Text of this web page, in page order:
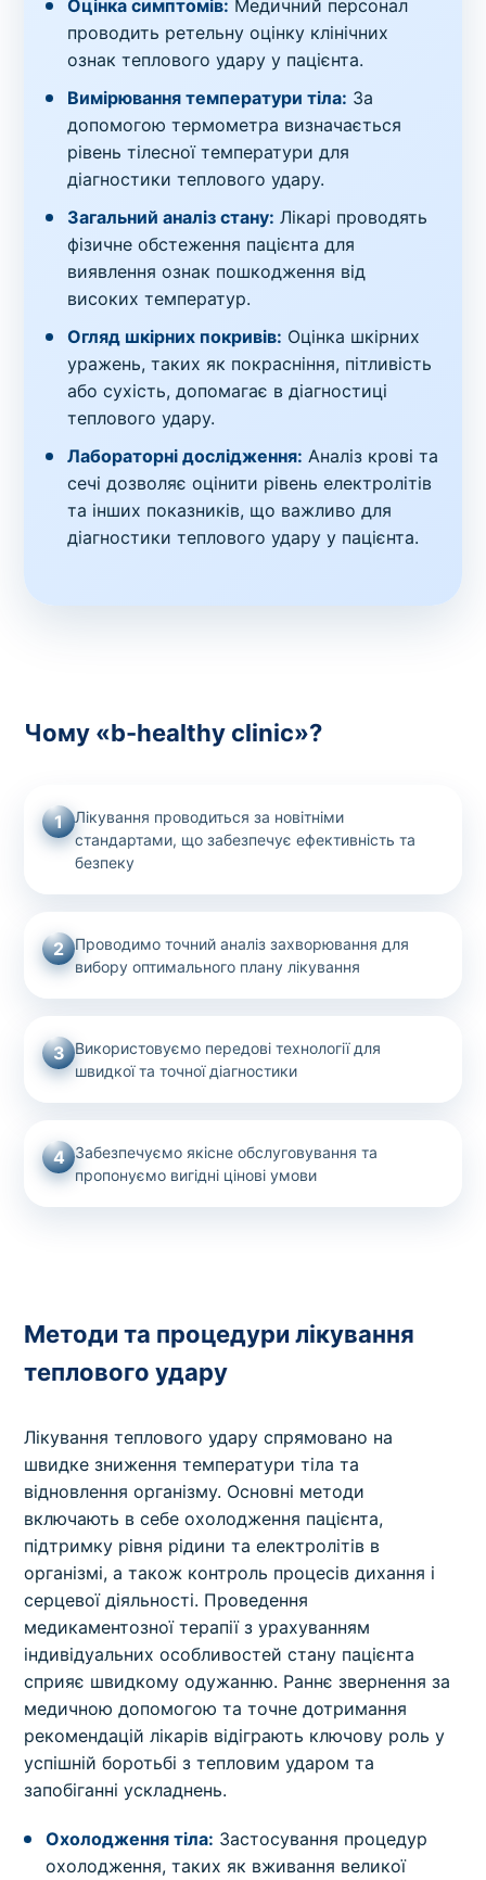
Оцінка симптомів: Медичний персонал
проводить ретельну оцінку клінічних
ознак теплового удару у пацієнта.
Вимірювання температури тіла: За
допомогою термометра визначається
рівень тілесної температури для
діагностики теплового удару.
Загальний аналіз стану: Лікарі проводять
фізичне обстеження пацієнта для
виявлення ознак пошкодження від
високих температур.
Огляд шкірних покривів: Оцінка шкірних
уражень, таких як покрасніння, пітливість
або сухість, допомагає в діагностиці
теплового удару.
Лабораторні дослідження: Аналіз крові та
сечі дозволяє оцінити рівень електролітів
та інших показників, що важливо для
діагностики теплового удару у пацієнта.
Чому «b-healthy clinic»?
1
Лікування проводиться за новітніми
стандартами, що забезпечує ефективність та
безпеку
2
Проводимо точний аналіз захворювання для
вибору оптимального плану лікування
3 Використовуємо передові технології для
швидкої та точної діагностики
4 Забезпечуємо якісне обслуговування та
пропонуємо вигідні цінові умови
Методи та процедури лікування
теплового удару
Лікування теплового удару спрямовано на
швидке зниження температури тіла та
відновлення організму. Основні методи
включають в себе охолодження пацієнта,
підтримку рівня рідини та електролітів в
організмі, а також контроль процесів дихання і
серцевої діяльності. Проведення
медикаментозної терапії з урахуванням
індивідуальних особливостей стану пацієнта
сприяє швидкому одужанню. Раннє звернення за
медичною допомогою та точне дотримання
рекомендацій лікарів відіграють ключову роль у
успішній боротьбі з тепловим ударом та
запобіганні ускладнень.
Охолодження тіла: Застосування процедур
охолодження, таких як вживання великої